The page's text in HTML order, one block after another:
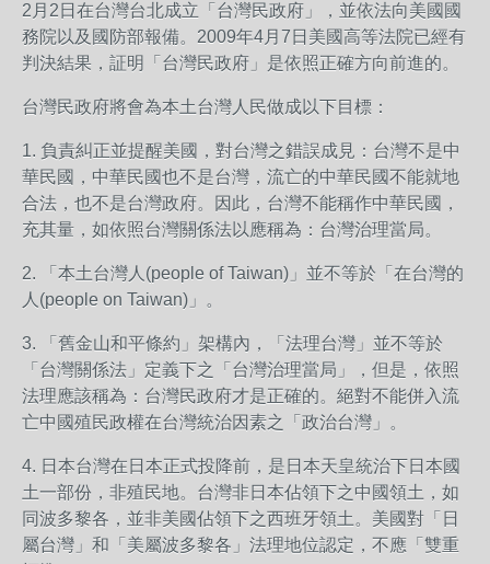
2月2日在台灣台北成立「台灣民政府」，並依法向美國國
務院以及國防部報備。2009年4月7日美國高等法院已經有
判決結果，証明「台灣民政府」是依照正確方向前進的。
台灣民政府將會為本土台灣人民做成以下目標：
1. 負責糾正並提醒美國，對台灣之錯誤成見：台灣不是中
華民國，中華民國也不是台灣，流亡的中華民國不能就地
合法，也不是台灣政府。因此，台灣不能稱作中華民國，
充其量，如依照台灣關係法以應稱為：台灣治理當局。
2. 「本土台灣人(people of Taiwan)」並不等於「在台灣的
人(people on Taiwan)」。
3. 「舊金山和平條約」架構內，「法理台灣」並不等於
「台灣關係法」定義下之「台灣治理當局」，但是，依照
法理應該稱為：台灣民政府才是正確的。絕對不能併入流
亡中國殖民政權在台灣統治因素之「政治台灣」。
4. 日本台灣在日本正式投降前，是日本天皇統治下日本國
土一部份，非殖民地。台灣非日本佔領下之中國領土，如
同波多黎各，並非美國佔領下之西班牙領土。美國對「日
屬台灣」和「美屬波多黎各」法理地位認定，不應「雙重